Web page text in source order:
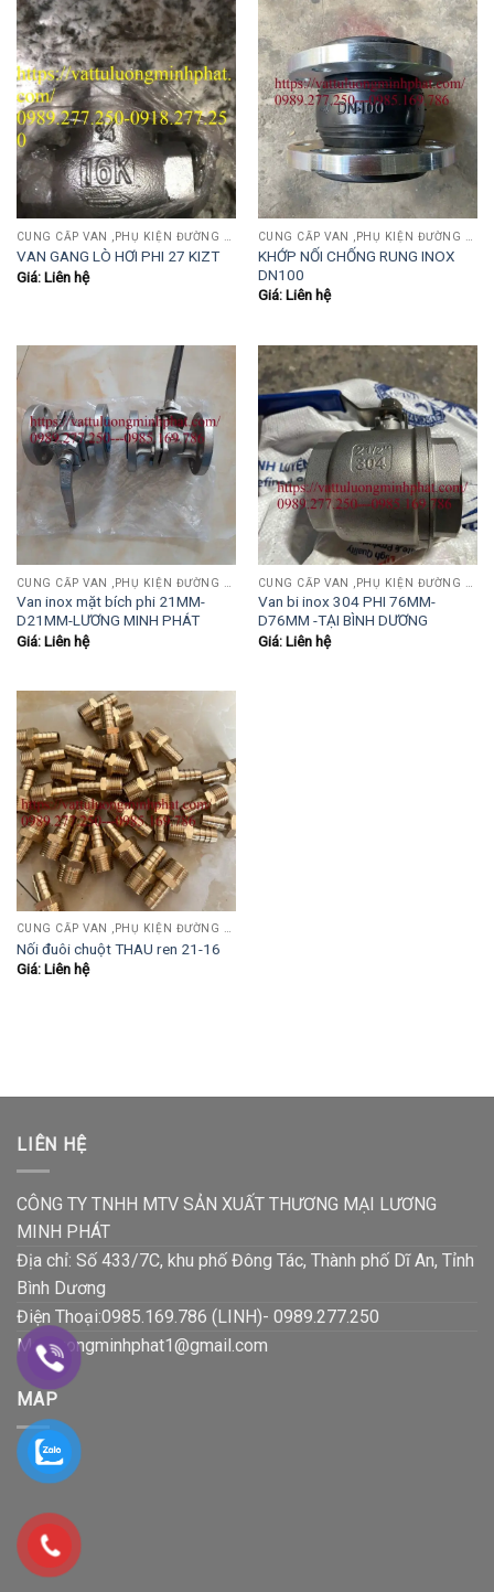
VAN GANG LÒ HƠI PHI 27 KIZT
Giá: Liên hệ
KHỚP NỐI CHỐNG RUNG INOX
DN100
Giá: Liên hệ
Van inox mặt bích phi 21MM-
D21MM-LƯƠNG MINH PHÁT
Giá: Liên hệ
Van bi inox 304 PHI 76MM-
D76MM -TẠI BÌNH DƯƠNG
Giá: Liên hệ
CUNG CẤP VAN ,PHỤ KIỆN ĐƯỜNG ỐNG INOX,THÉP.....
Nối đuôi chuột THAU ren 21-16
Giá: Liên hệ
LIÊN HỆ
CÔNG TY TNHH MTV SẢN XUẤT THƯƠNG MẠI LƯƠNG
MINH PHÁT
Địa chỉ: Số 433/7C, khu phố Đông Tác, Thành phố Dĩ An, Tỉnh
Bình Dương
Điện Thoại:0985.169.786 (LINH)- 0989.277.250
Mail:luongminhphat1@gmail.com
MAP